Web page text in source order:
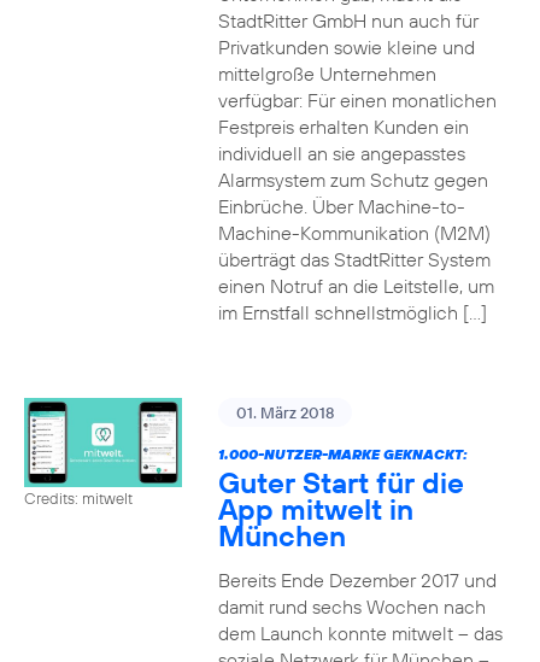
StadtRitter GmbH nun auch für
Privatkunden sowie kleine und
mittelgroße Unternehmen
verfügbar: Für einen monatlichen
Festpreis erhalten Kunden ein
individuell an sie angepasstes
Alarmsystem zum Schutz gegen
Einbrüche. Über Machine-to-
Machine-Kommunikation (M2M)
überträgt das StadtRitter System
einen Notruf an die Leitstelle, um
im Ernstfall schnellstmöglich […]
Credits: mitwelt
01. März 2018
1.000-NUTZER-MARKE GEKNACKT:
Guter Start für die
App mitwelt in
München
Bereits Ende Dezember 2017 und
damit rund sechs Wochen nach
dem Launch konnte mitwelt – das